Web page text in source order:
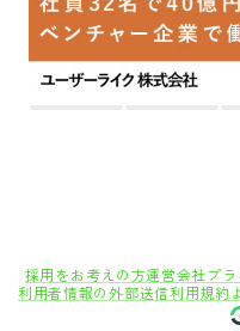
採用をお考えの方運営会社 プ
利用者情報の外部送信利用規約